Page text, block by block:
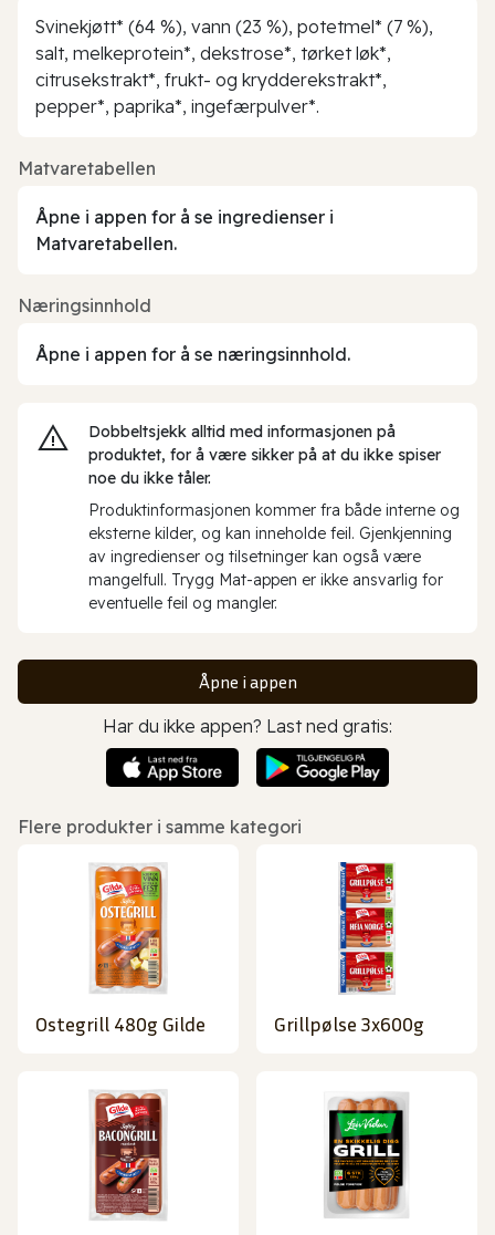
Svinekjøtt* (64 %), vann (23 %), potetmel* (7 %),
salt, melkeprotein*, dekstrose*, tørket løk*,
citrusekstrakt*, frukt- og krydderekstrakt*,
pepper*, paprika*, ingefærpulver*.
Matvaretabellen
Åpne i appen for å se ingredienser i
Matvaretabellen.
Næringsinnhold
Åpne i appen for å se næringsinnhold.
Dobbeltsjekk alltid med informasjonen på
produktet, for å være sikker på at du ikke spiser
noe du ikke tåler.
Produktinformasjonen kommer fra både interne og
eksterne kilder, og kan inneholde feil. Gjenkjenning
av ingredienser og tilsetninger kan også være
mangelfull. Trygg Mat-appen er ikke ansvarlig for
eventuelle feil og mangler.
Åpne i appen
Har du ikke appen? Last ned gratis:
Flere produkter i samme kategori
Ostegrill 480g Gilde Grillpølse 3x600g